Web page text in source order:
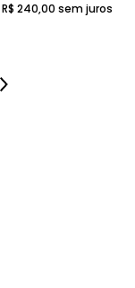
R$ 240,00 sem juros